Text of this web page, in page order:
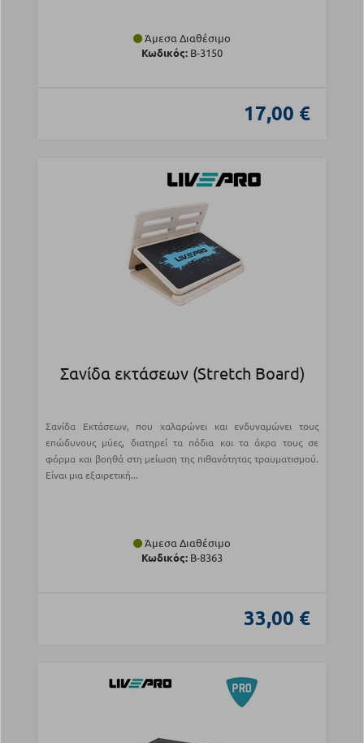
Άμεσα Διαθέσιμο
Κωδικός: B-3150
17,00 €
Σανίδα εκτάσεων (Stretch Board)
Σανίδα Εκτάσεων, που χαλαρώνει και ενδυναμώνει τους
επώδυνους μύες, διατηρεί τα πόδια και τα άκρα τους σε
φόρμα και βοηθά στη μείωση της πιθανότητας τραυματισμού.
Είναι μια εξαιρετική...
Άμεσα Διαθέσιμο
Κωδικός: Β-8363
33,00 €